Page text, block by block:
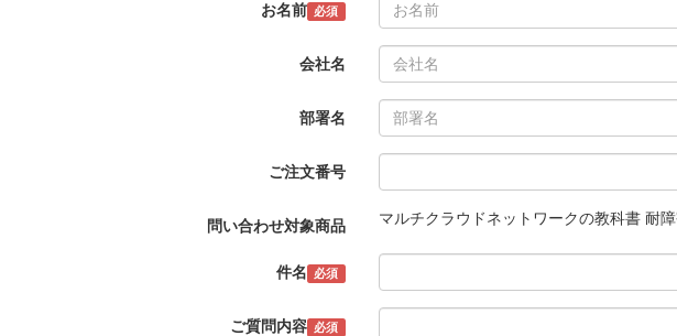
お名前 必須
会社名
部署名
ご注文番号
問い合わせ対象商品 マルチクラウドネットワークの教科書 耐
件名 必須
ご質問内容 必須